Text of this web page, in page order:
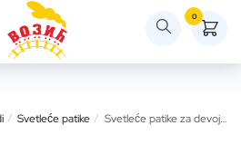
0
/ Svetleće patike / Svetleće patike za devojčice